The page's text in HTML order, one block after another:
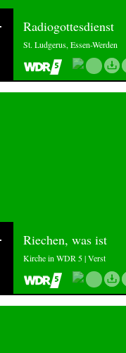
Radiogottesdienst
St. Ludgerus, Essen-Werden
Riechen, was ist
Kirche in WDR 5 | Verst